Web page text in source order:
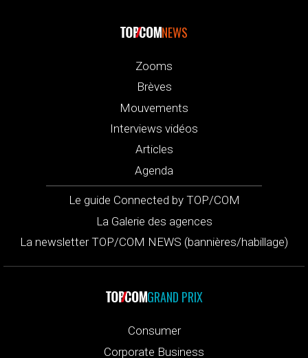
NEWS
Zooms
Brèves
Mouvements
Interviews vidéos
Articles
Agenda
Le guide Connected by TOP/COM
La Galerie des agences
La newsletter TOP/COM NEWS (bannières/habillage)
GRAND PRIX
Consumer
Corporate Business